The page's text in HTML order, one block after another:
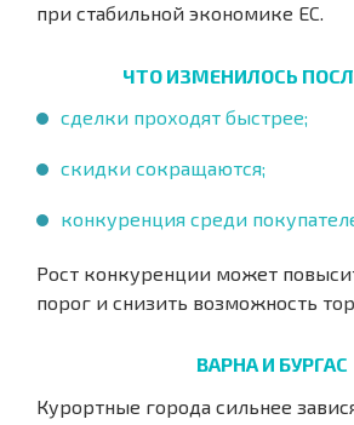
при стабильной экономике ЕС.
ЧТО ИЗМЕНИЛОСЬ
сделки проходят быстрее;
скидки сокращаются;
конкуренция среди
Рост конкуренции может
порог и снизить возможность
ВАРНА И БУРГАС
Курортные города сильнее